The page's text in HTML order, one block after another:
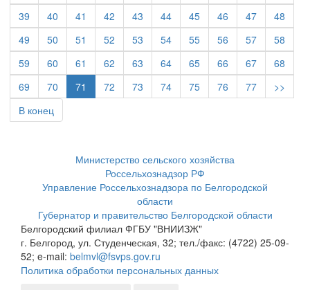
39
40 41 42 43 44 45 46 47
48
49
50 51 52 53 54 55 56 57
58
59
60 61 62 63 64 65 66 67
68
69
70 71 72 73 74 75 76 77
>>
В конец
Министерство сельского хозяйства
Россельхознадзор РФ
Управление Россельхознадзора по Белгородской
области
Губернатор и правительство Белгородской области
Белгородский филиал ФГБУ "ВНИИЗЖ"
г. Белгород, ул. Студенческая, 32; тел./факс: (4722) 25-09-
52; e-mail: belmvl@fsvps.gov.ru
Политика обработки персональных данных